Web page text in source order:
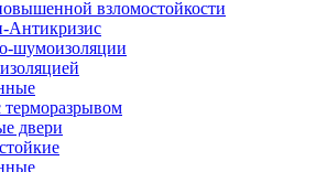
взломостойкости
Антикризис
шумоизоляции
двери